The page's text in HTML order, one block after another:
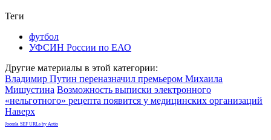
Теги
футбол
УФСИН России по ЕАО
Другие материалы в этой категории:
Владимир Путин переназначил премьером Михаила
Мишустина Возможность выписки электронного
«нельготного» рецепта появится у медицинских организаций
Наверх
Joomla SEF URLs by Artio